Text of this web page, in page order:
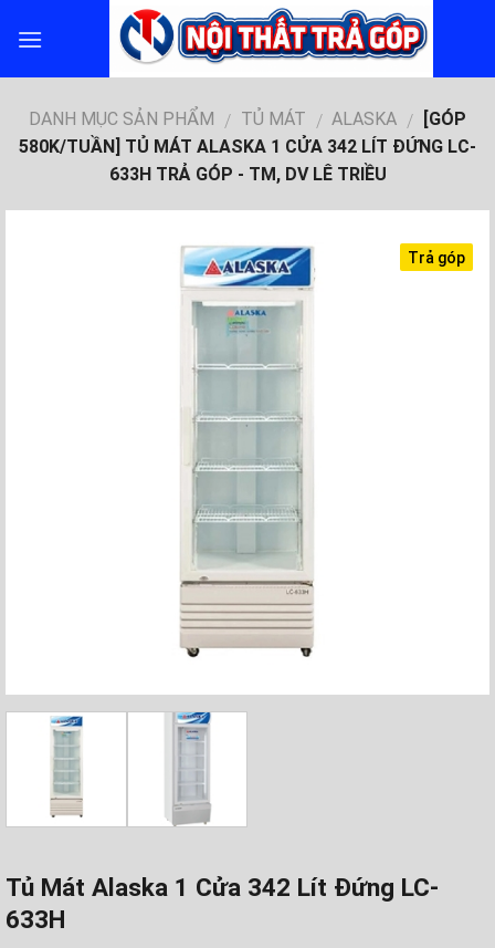
DANH MỤC SẢN PHẨM / TỦ MÁT / ALASKA /
[GÓP
580K/TUẦN] TỦ MÁT ALASKA 1 CỬA 342 LÍT ĐỨNG LC-
633H TRẢ GÓP - TM, DV LÊ TRIỀU
Trả góp
Tủ Mát Alaska 1 Cửa 342 Lít Đứng LC-
633H